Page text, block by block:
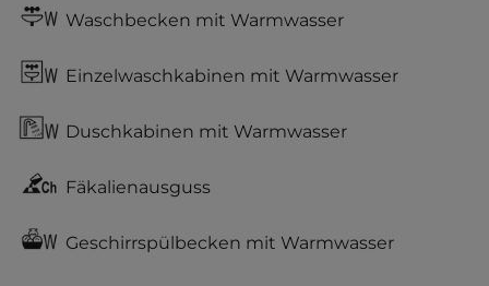
Waschbecken mit Warmwasser
Einzelwaschkabinen mit Warmwasser
Duschkabinen mit Warmwasser
Fäkalienausguss
Geschirrspülbecken mit Warmwasser